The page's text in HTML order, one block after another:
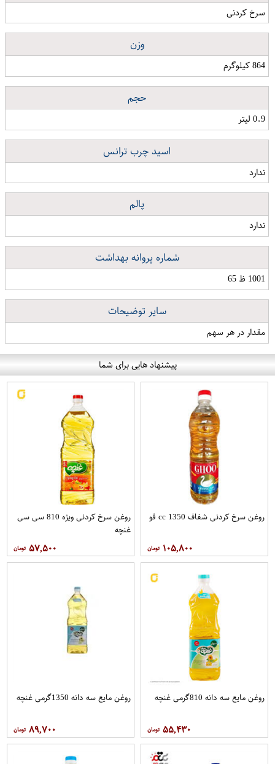
سرخ کردنی
وزن
864 کیلوگرم
حجم
0.9 لیتر
اسید چرب ترانس
ندارد
پالم
ندارد
شماره پروانه بهداشت
1001 ظ 65
سایر توضیحات
مقدار در هر سهم
پیشنهاد هایی برای شما
روغن سرخ کردنی شفاف 1350 cc قو
۱۰۵,۸۰۰
روغن سرخ کردنی ویژه 810 سی سی
غنچه
۵۷,۵۰۰
روغن مايع سه دانه 810گرمی غنچه
۵۵,۴۳۰
روغن مايع سه دانه 1350گرمی غنچه
۸۹,۷۰۰